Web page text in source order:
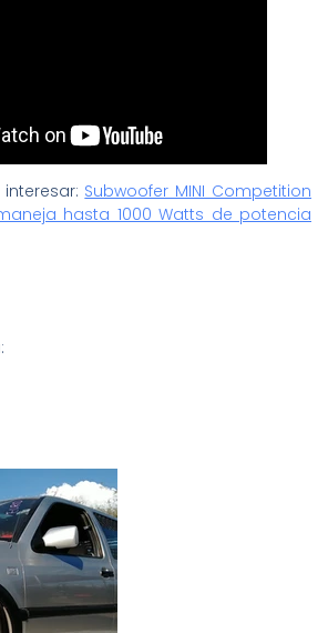
Subwoofer MINI Competition
hasta 1000 Watts de potencia